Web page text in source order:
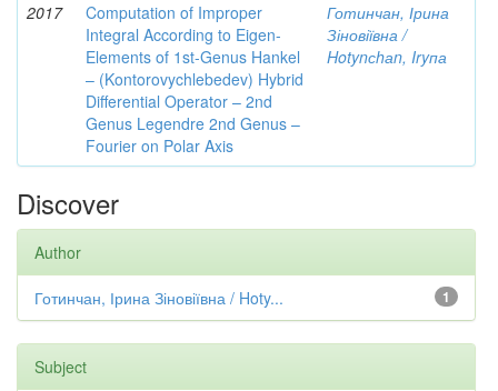
2017
Computation of Improper
Integral According to Eigen-
Elements of 1st-Genus Hankel
– (Kontorovychlebedev) Hybrid
Differential Operator – 2nd
Genus Legendre 2nd Genus –
Fourier on Polar Axis
Готинчан, Ірина
Зіновіївна /
Hotynсhаn, Iryпа
Discover
Author
1
Готинчан, Ірина Зіновіївна / Hoty...
Subject